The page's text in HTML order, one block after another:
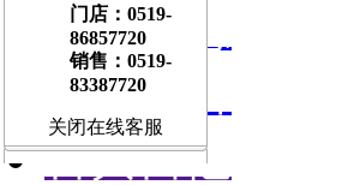
门店信息
交流平台
古典吉他
门店：0519-
86857720
销售：0519-
83387720
关闭在线客服